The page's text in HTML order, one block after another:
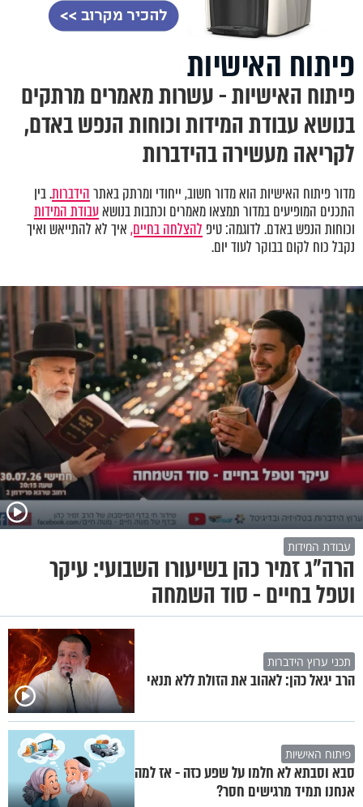
פיתוח האישיות
פיתוח האישיות - עשרות מאמרים מרתקים
בנושא עבודת המידות וכוחות הנפש באדם,
לקריאה מעשירה בהידברות
מדור פיתוח האישיות הוא מדור חשוב, ייחודי ומרתק באתרהידברות. בין
התכנים המופיעים במדור תמצאו מאמרים וכתבות בנושאעבודת המידות
וכוחות הנפש באדם. לדוגמה: טיפ להצלחה בחיים,איך לא להתייאש ואיך
נקבל כוח לקום בבוקר לעוד יום.
עבודת המידות
הרה"ג זמיר כהן בשיעורו השבועי: עיקר
וטפל בחיים - סוד השמחה
תכני ערוץ הידברות
הרב יגאל כהן: לאהוב את הזולת ללא תנאי
פיתוח האישיות
סבא וסבתא לא חלמו על שפע כזה - אז למה
אנחנו תמיד מרגישים חסר?